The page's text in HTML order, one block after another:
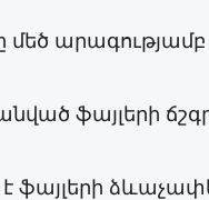
ֆայլերի